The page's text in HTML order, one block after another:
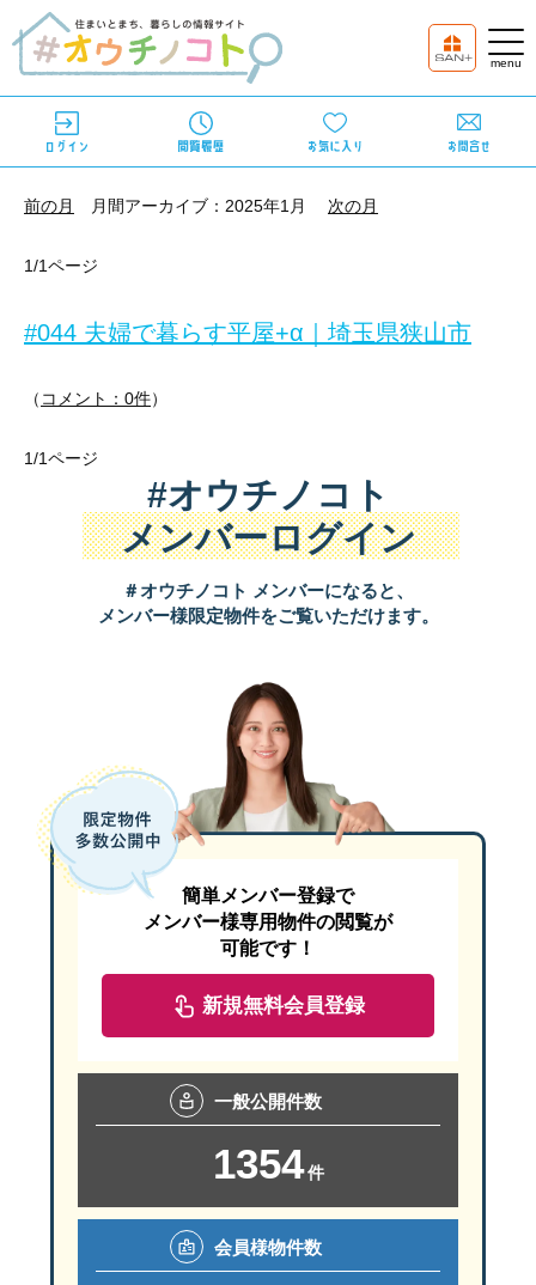
前の月 月間アーカイブ：2025年1月 次の月
1/1ページ
#044 夫婦で暮らす平屋+α｜埼玉県狭山市
片流れの大屋根が美しい、平屋のような1.5階建て
夫婦ふたりのためにつくられた住まいです。
リビングから望む庭先にはシンボルツリーがそよぎ、ゆったりとし
夫婦ふたりの生活が1階フロアで完結できるように仕立てたプラン
2階の独立した部屋は、夫婦それぞれが趣味の部屋として、また
リビングは開放感を演出する勾配天井を採用。木目のアクセント
（ コメント：0件）
1/1ページ
#オウチノコト
メンバーログイン
＃オウチノコト メンバーになると、
メンバー様限定物件をご覧いただけます。
簡単メンバー登録で
メンバー様専用物件の閲覧が
可能です！
新規無料会員登録
一般公開件数
1354 件
会員様物件数